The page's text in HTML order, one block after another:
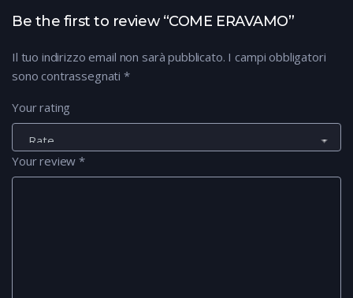
Be the first to review “COME ERAVAMO”
Il tuo indirizzo email non sarà pubblicato. I campi obbligatori
sono contrassegnati *
Your rating
Your review*